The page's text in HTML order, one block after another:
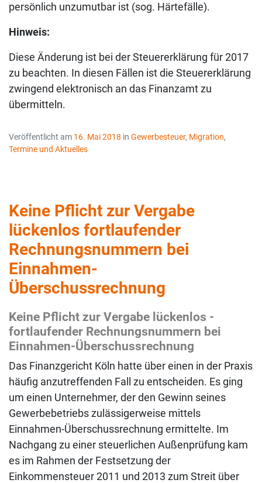
persönlich unzumutbar ist (sog. Härtefälle).
Hinweis:
Diese Änderung ist bei der Steuererklärung für 2017
zu beachten. In diesen Fällen ist die Steuererklärung
zwingend elektronisch an das Finanzamt zu
übermitteln.
Veröffentlicht am 16. Mai 2018 in Gewerbesteuer, Migration,
Termine und Aktuelles
Keine Pflicht zur Vergabe
lückenlos ­fortlaufender
Rechnungsnummern bei
Einnahmen-
Überschussrechnung
Keine Pflicht zur Vergabe lückenlos ­
fortlaufender Rechnungsnummern bei
Einnahmen-Überschussrechnung
Das Finanzgericht Köln hatte über einen in der Praxis
häufig anzutreffenden Fall zu entscheiden. Es ging
um einen Unternehmer, der den Gewinn seines
Gewerbebetriebs zulässigerweise mittels
Einnahmen-Überschussrechnung ermittelte. Im
Nachgang zu einer steuerlichen Außenprüfung kam
es im Rahmen der Festsetzung der
Einkommensteuer 2011 und 2013 zum Streit über